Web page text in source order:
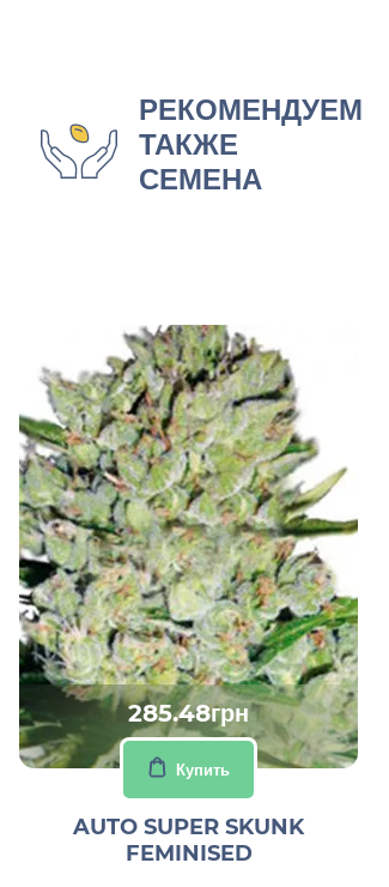
РЕКОМЕНДУЕМ
ТАКЖЕ
СЕМЕНА
285.48грн
Купить
AUTO SUPER SKUNK
FEMINISED